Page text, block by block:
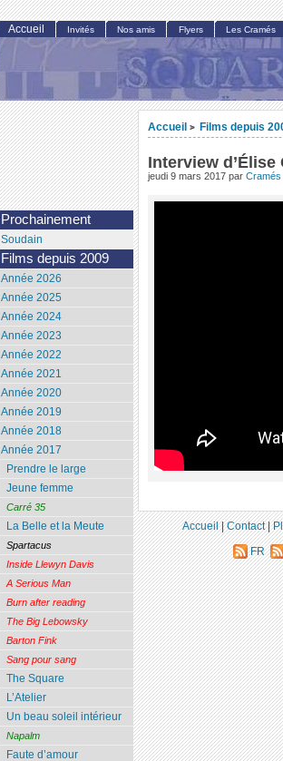
Accueil > Films depuis
Interview d’Élise
jeudi 9 mars 2017 par Cramés
Accueil Invités Nos amis Flyers Les Cramés
Prochainement
Soudain
Films depuis 2009
Année 2026
Année 2025
Année 2024
Année 2023
Année 2022
Année 2021
Année 2020
Année 2019
Année 2018
Année 2017
Prendre le large
Jeune femme
Carré 35
La Belle et la Meute
Spartacus
Inside Llewyn Davis
A Serious Man
Burn after reading
The Big Lebowsky
Barton Fink
Sang pour sang
The Square
L’Atelier
Un beau soleil intérieur
Napalm
Faute d’amour
Accueil|Contact|
FR